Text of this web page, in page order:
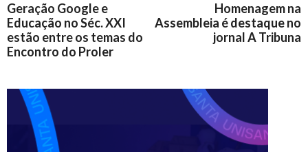
Geração Google e
Educação no Séc. XXI
estão entre os temas do
Encontro do Proler
Homenagem na
Assembleia é destaque no
jornal A Tribuna